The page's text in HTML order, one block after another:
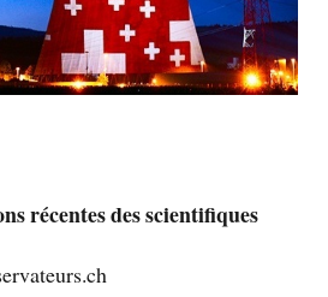
récentes des scientifiques